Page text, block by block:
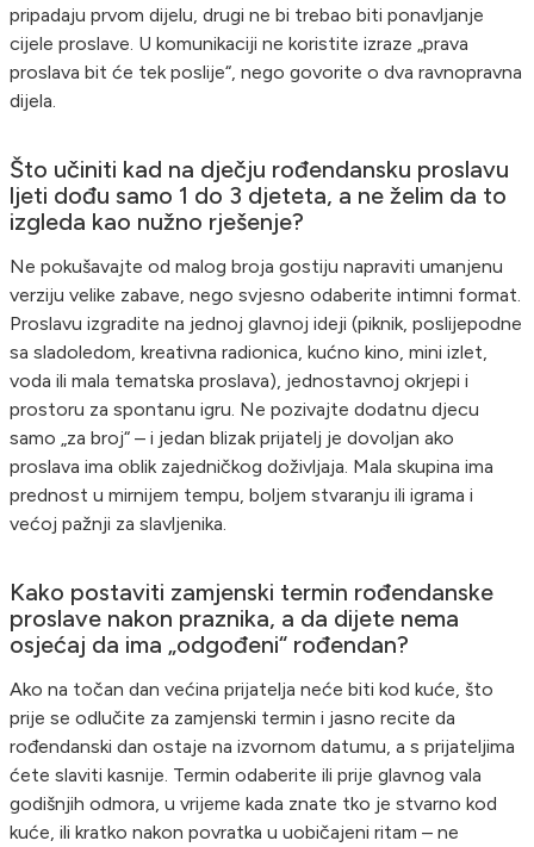
pripadaju prvom dijelu, drugi ne bi trebao biti ponavljanje
cijele proslave. U komunikaciji ne koristite izraze „prava
proslava bit će tek poslije“, nego govorite o dva ravnopravna
dijela.
Što učiniti kad na dječju rođendansku proslavu
ljeti dođu samo 1 do 3 djeteta, a ne želim da to
izgleda kao nužno rješenje?
Ne pokušavajte od malog broja gostiju napraviti umanjenu
verziju velike zabave, nego svjesno odaberite intimni format.
Proslavu izgradite na jednoj glavnoj ideji (piknik, poslijepodne
sa sladoledom, kreativna radionica, kućno kino, mini izlet,
voda ili mala tematska proslava), jednostavnoj okrjepi i
prostoru za spontanu igru. Ne pozivajte dodatnu djecu
samo „za broj“ – i jedan blizak prijatelj je dovoljan ako
proslava ima oblik zajedničkog doživljaja. Mala skupina ima
prednost u mirnijem tempu, boljem stvaranju ili igrama i
većoj pažnji za slavljenika.
Kako postaviti zamjenski termin rođendanske
proslave nakon praznika, a da dijete nema
osjećaj da ima „odgođeni“ rođendan?
Ako na točan dan većina prijatelja neće biti kod kuće, što
prije se odlučite za zamjenski termin i jasno recite da
rođendanski dan ostaje na izvornom datumu, a s prijateljima
ćete slaviti kasnije. Termin odaberite ili prije glavnog vala
godišnjih odmora, u vrijeme kada znate tko je stvarno kod
kuće, ili kratko nakon povratka u uobičajeni ritam – ne